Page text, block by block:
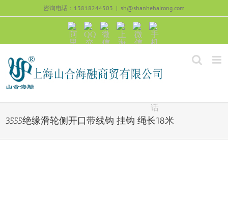
咨询电话：13818244503 | sh@shanhehairong.com
阿
里
通
QQ
交
微
信
shanhehairong
上
海
融
微
微
信
手
机
接
拨
话
3555绝缘滑轮侧开口带线钩 挂钩 绳长18米